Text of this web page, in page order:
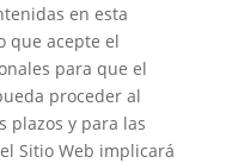
en esta
que acepte el
para que el
proceder al
plazos y para las
Sitio Web implicará